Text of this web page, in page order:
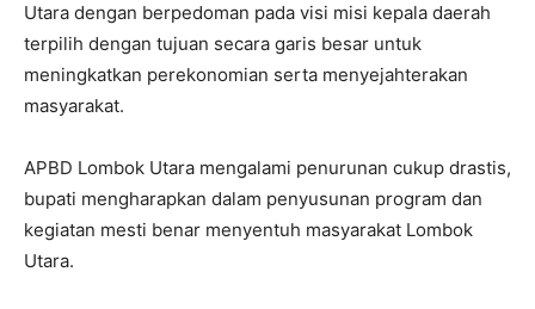
Utara dengan berpedoman pada visi misi kepala daerah
terpilih dengan tujuan secara garis besar untuk
meningkatkan perekonomian serta menyejahterakan
masyarakat.
APBD Lombok Utara mengalami penurunan cukup drastis,
bupati mengharapkan dalam penyusunan program dan
kegiatan mesti benar menyentuh masyarakat Lombok
Utara.